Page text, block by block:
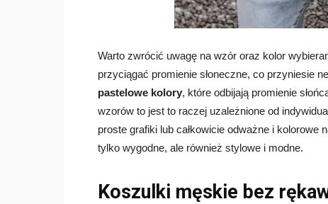
Warto zwrócić uwagę na wzór oraz kolor
przyciągać promienie słoneczne, co przyniesie
pastelowe kolory, które odbijają promienie
wzorów to jest to raczej uzależnione od
proste grafiki lub całkowicie odważne i
tylko wygodne, ale również stylowe i modne.
Koszulki męskie bez